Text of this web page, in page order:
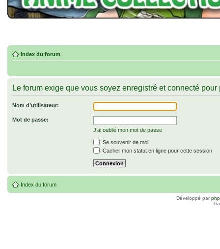
Index du forum
Le forum exige que vous soyez enregistré et connecté
Nom d’utilisateur:
Mot de passe:
J’ai oublié mon mot de passe
Se souvenir de moi
Cacher mon statut en ligne pour cette session
Index du forum
Développé par